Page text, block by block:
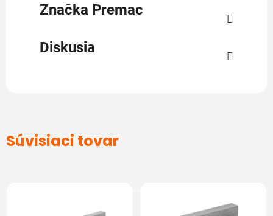
Značka Premac
Diskusia
Súvisiaci tovar